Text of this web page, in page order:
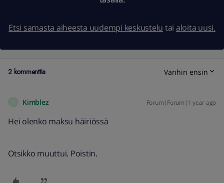
Etsi samasta aiheesta uudempi keskustelu tai aloita uusi.
2 kommenttia Vanhin ensin
Kimblez Forum|Forum|1 year ago
Hei olenko maksu häiriössä
Otsikko muuttui. Poistin.